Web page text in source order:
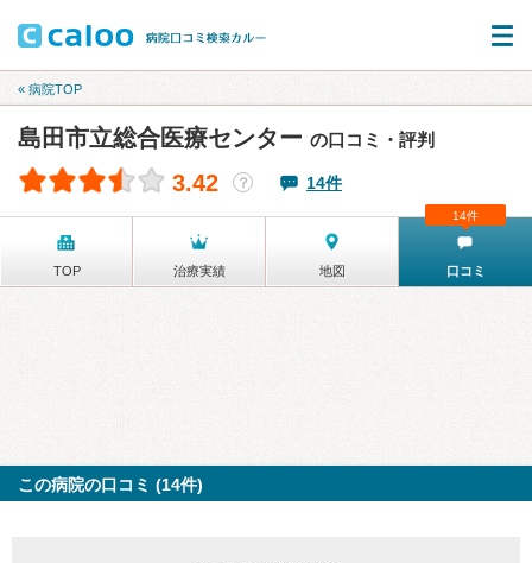
« 病院TOP
島田市立総合医療センター の口コミ・評判
3.42 ？ 14件
TOP 治療実績 地図 口コミ
14件
この病院の口コミ (14件)